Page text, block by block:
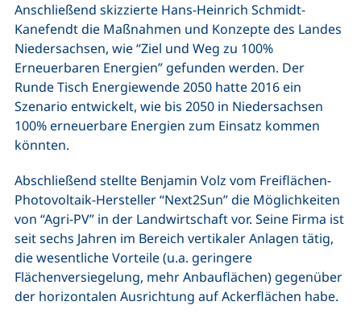
Anschließend skizzierte Hans-Heinrich Schmidt-
Kanefendt die Maßnahmen und Konzepte des Landes
Niedersachsen, wie “Ziel und Weg zu 100%
Erneuerbaren Energien” gefunden werden. Der
Runde Tisch Energiewende 2050 hatte 2016 ein
Szenario entwickelt, wie bis 2050 in Niedersachsen
100% erneuerbare Energien zum Einsatz kommen
könnten.
Abschließend stellte Benjamin Volz vom Freiflächen-
Photovoltaik-Hersteller “Next2Sun” die Möglichkeiten
von “Agri-PV” in der Landwirtschaft vor. Seine Firma ist
seit sechs Jahren im Bereich vertikaler Anlagen tätig,
die wesentliche Vorteile (u.a. geringere
Flächenversiegelung, mehr Anbauflächen) gegenüber
der horizontalen Ausrichtung auf Ackerflächen habe.